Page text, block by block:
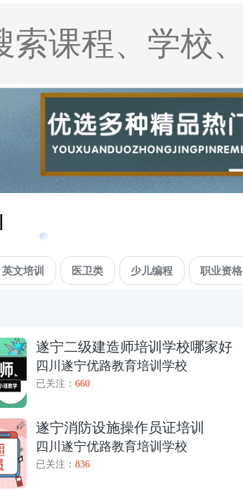
英文培训 医卫类 少儿编程 职业资格
遂宁二级建造师培训学校哪家好
四川遂宁优路教育培训学校
已关注： 660
遂宁消防设施操作员证培训
四川遂宁优路教育培训学校
已关注： 836